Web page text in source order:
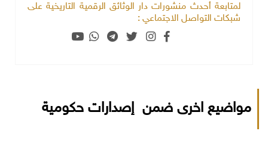
لمتابعة أحدث منشورات دار الوثائق الرقمية التاريخية على
شبكات التواصل الاجتماعي :
مواضيع اخرى ضمن إصدارات حكومية